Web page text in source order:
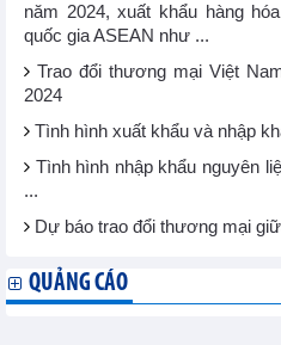
năm 2024, xuất khẩu hàng
quốc gia ASEAN như ...
Trao đổi thương mại Việt
2024
Tình hình xuất khẩu và nhập
Tình hình nhập khẩu nguyên
...
Dự báo trao đổi thương mại
QUẢNG CÁO